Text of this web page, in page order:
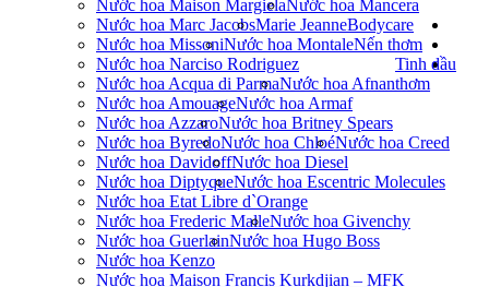
Nước hoa Maison MargielaNước hoa Mancera
Nước hoa Marc JacobsMarie Jeanne
Nước hoa MissoniNước hoa Montale
Nước hoa Narciso Rodriguez
Nước hoa Acqua di ParmaNước hoa Afnan
Nước hoa AmouageNước hoa Armaf
Nước hoa AzzaroNước hoa Britney Spears
Nước hoa ByredoNước hoa ChloéNước hoa Creed
Nước hoa DavidoffNước hoa Diesel
Nước hoa DiptyqueNước hoa Escentric Molecules
Nước hoa Etat Libre d`Orange
Nước hoa Frederic MalleNước hoa Givenchy
Nước hoa GuerlainNước hoa Hugo Boss
Nước hoa Kenzo
Nước hoa Maison Francis Kurkdjian – MFK
Bodycare
Nến thơm
Tinh dầu
thơm